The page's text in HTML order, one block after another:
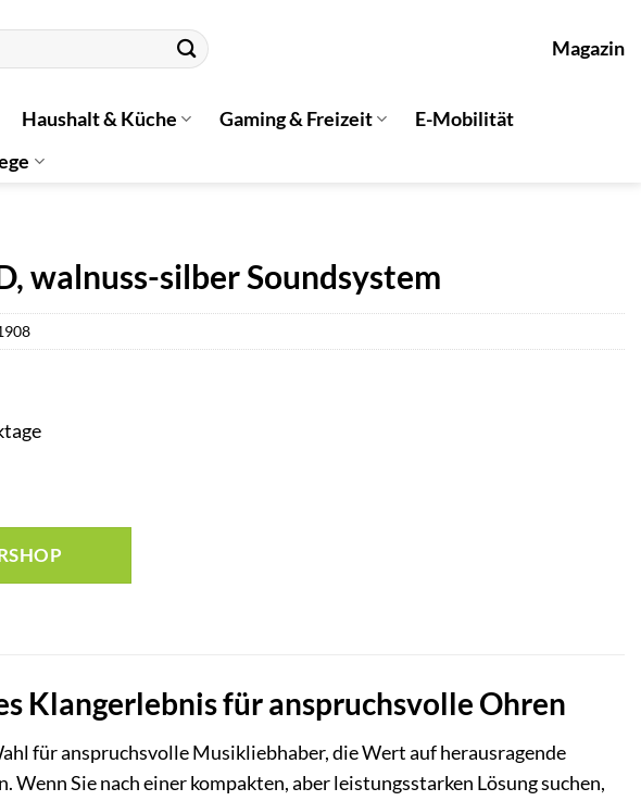
Magazin
Haushalt & Küche Gaming & Freizeit
E-Mobilität
walnuss-silber Soundsystem
Klangerlebnis für anspruchsvolle Ohren
für anspruchsvolle Musikliebhaber, die Wert auf herausragende
Sie nach einer kompakten, aber leistungsstarken Lösung suchen,